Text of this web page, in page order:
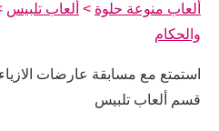
ألعاب منوعة حلوة > ألعاب تلبيس
والحكام
استمتع مع مسابقة عارضات
قسم ألعاب تلبيس